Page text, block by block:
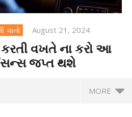
વાતો August 21, 2024
કરતી વખતે ના કરો આ
જપ્ત થશે
MORE